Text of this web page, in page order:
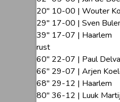
20″ 10-00 | Wouter
29″ 17-00 | Sven
39″ 17-07 | Haarlem
rust
60″ 22-07 | Paul
66″ 29-07 | Arjen
68″ 29-12 | Haarlem
80″ 36-12 | Luuk